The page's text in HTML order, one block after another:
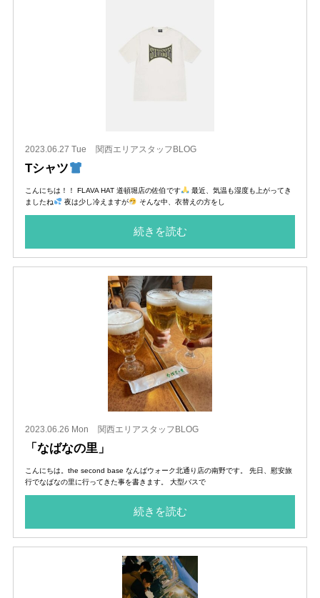
2023.06.27 Tue 関西エリアスタッフBLOG
Tシャツ
こんにちは！！ FLAVA HAT 道頓堀店の佐伯です
最近、気温も湿度も上がってき
ましたね
夜は少し冷えますが そんな中、衣替えの方をし
続きを読む
2023.06.26 Mon 関西エリアスタッフBLOG
「なばなの里」
こんにちは。the second base なんばウォーク北通り店の南野です。 先日、慰安旅
行でなばなの里に行ってきた事を書きます。 大型バスで
続きを読む